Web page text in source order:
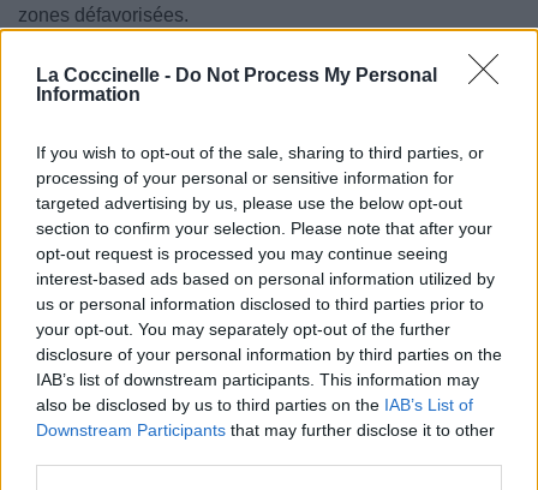
La Coccinelle - Do Not Process My Personal
Information
If you wish to opt-out of the sale, sharing to third parties, or
processing of your personal or sensitive information for
targeted advertising by us, please use the below opt-out
section to confirm your selection. Please note that after your
opt-out request is processed you may continue seeing
interest-based ads based on personal information utilized by
us or personal information disclosed to third parties prior to
your opt-out. You may separately opt-out of the further
disclosure of your personal information by third parties on the
IAB’s list of downstream participants. This information may
also be disclosed by us to third parties on the IAB’s List of
Downstream Participants that may further disclose it to other
zones défavorisées.
La question répétée : « Maman, papa n'est pas rentré, j'ai
peur et c'est un fait, pourquoi sommes-nous tous habillés
noir » symbolise le deuil, suggérant la mort du père.
L’importance de cette chanson réside dans sa capacité à
attirer l’attention sur les problèmes systémiques auxquels
sont confrontés ceux qui vivent dans des zones pauvres et
violentes. Les paroles d'UB40 évoquent l'empathie et la
compassion, encourageant les auditeurs à réfléchir aux
problèmes de société et à œuvrer pour un monde meilleur.